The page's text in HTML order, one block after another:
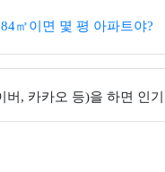
㎡이면 몇 평 아파트야?
버, 카카오 등)을 하면 인